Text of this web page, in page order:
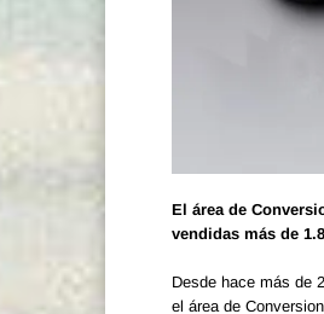
El área de
vendidas más de
Desde hace más de
el área de